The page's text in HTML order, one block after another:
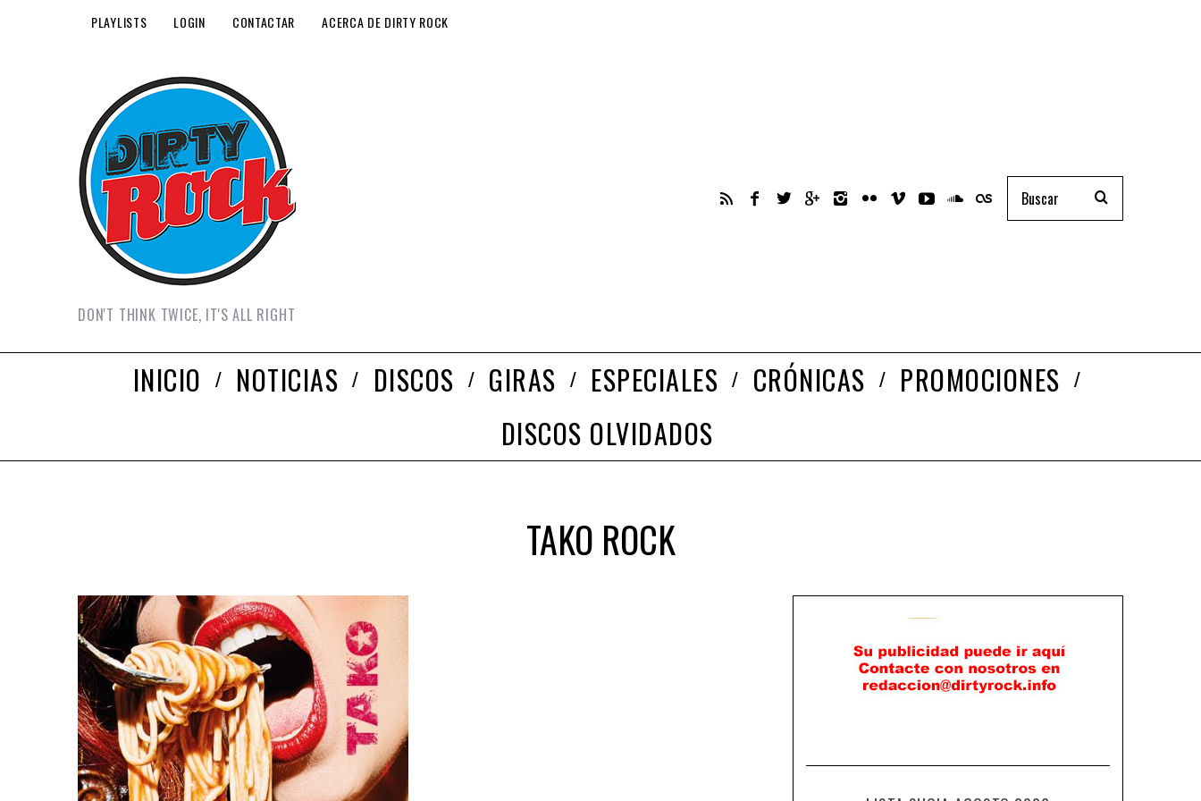
PLAYLISTS LOGIN CONTACTAR ACERCA DE DIRTY ROCK
DON'T THINK TWICE, IT'S ALL RIGHT
INICIO NOTICIAS DISCOS GIRAS ESPECIALES CRÓNICAS
PROMOCIONES
DISCOS OLVIDADOS
TAKO ROCK